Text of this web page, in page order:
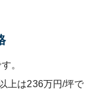
。
上は236万円/坪で